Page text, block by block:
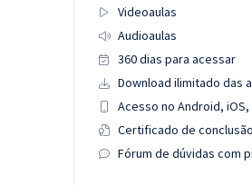
Videoaulas
Audioaulas
360 dias para acessar
Download ilimitado das
Acesso no Android, iOS,
Certificado de conclusão
Fórum de dúvidas com